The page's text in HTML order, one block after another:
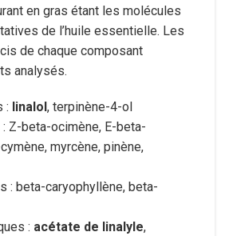
en gras étant les molécules
de l’huile essentielle. Les
de chaque composant
analysés.
: linalol, terpinène-4-ol
Z-beta-ocimène, E-beta-
myrcène, pinène,
: beta-caryophyllène, beta-
: acétate de linalyle,